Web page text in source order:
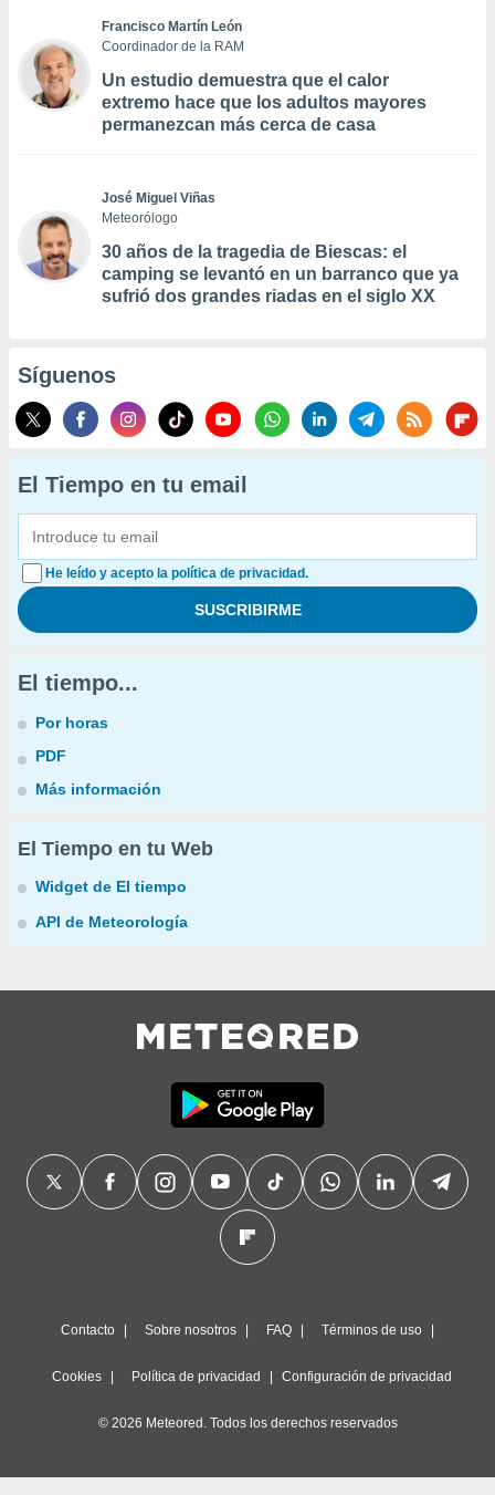
Francisco Martín León
Coordinador de la RAM
Un estudio demuestra que el calor
extremo hace que los adultos mayores
permanezcan más cerca de casa
José Miguel Viñas
Meteorólogo
30 años de la tragedia de Biescas: el
camping se levantó en un barranco que ya
sufrió dos grandes riadas en el siglo XX
Síguenos
El Tiempo en tu email
He leído y acepto la política de privacidad.
El tiempo...
Por horas
PDF
Más información
El Tiempo en tu Web
Widget de El tiempo
API de Meteorología
Contacto Sobre nosotros FAQ Términos de uso
Cookies Política de privacidad Configuración de privacidad
© 2026 Meteored. Todos los derechos reservados